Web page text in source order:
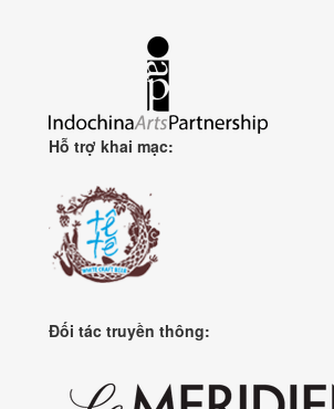
Hỗ trợ khai mạc:
Đối tác truyền thông: